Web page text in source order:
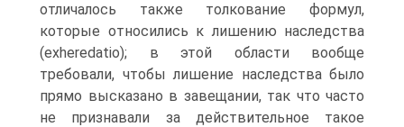
отличалось также толкование формул,
которые относились к лишению наследства
(exheredatio); в этой области вообще
требовали, чтобы лишение наследства было
прямо высказано в завещании, так что часто
не признавали за действительное такое